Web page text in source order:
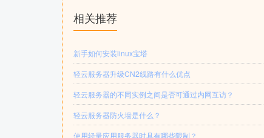
相关推荐
新手如何安装linux宝塔
轻云服务器升级CN2线路有什么优点
轻云服务器的不同实例之间是否可通过内网互访？
轻云服务器防火墙是什么？
使用轻量应用服务器时具有哪些限制？